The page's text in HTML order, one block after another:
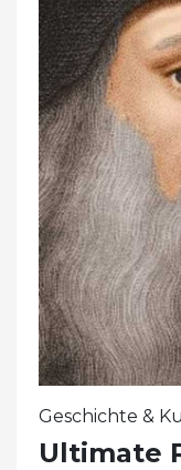
Geschichte &
Ultimate